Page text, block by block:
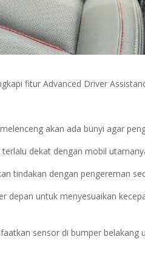
fitur Advanced Driver
akan ada bunyi agar
dekat dengan mobil
tindakan dengan pengereman
untuk menyesuaikan
sensor di bumper belakang